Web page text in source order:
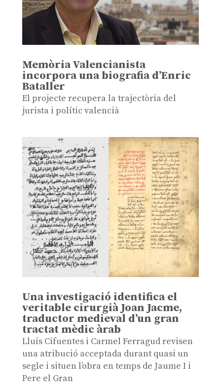
Memòria Valencianista
incorpora una biografia d’Enric
Bataller
El projecte recupera la trajectòria del
jurista i polític valencià
Una investigació identifica el
veritable cirurgià Joan Jacme,
traductor medieval d’un gran
tractat mèdic àrab
Lluís Cifuentes i Carmel Ferragud revisen
una atribució acceptada durant quasi un
segle i situen l’obra en temps de Jaume I i
Pere el Gran